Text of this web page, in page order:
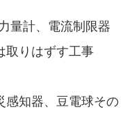
量計、電流制限器
取りはずす工事
知器、豆電球その